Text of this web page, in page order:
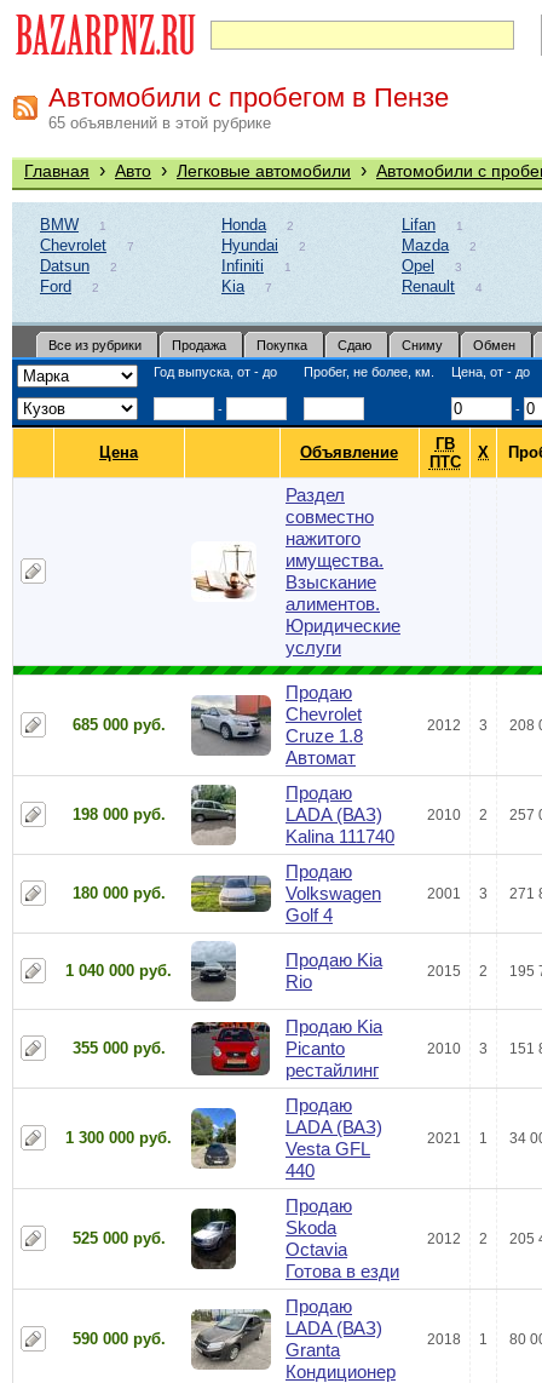
Автомобили с пробегом в Пензе
65 объявлений в этой рубрике
Главная › Авто › Легковые автомобили › Автомобили с
BMW 1
Chevrolet 7
Datsun 2
Ford 2
Honda 2
Hyundai 2
Infiniti 1
Kia 7
Lifan 1
Mazda 2
Opel 3
Renault 4
Все из рубрики Продажа Покупка Сдаю Сниму
Обмен
Год выпуска, от - до
Пробег, не более, км. Цена, от - до
- -
Цена Объявление
ГВ
ПТС
Х
Раздел
совместно
нажитого
имущества.
Взыскание
алиментов.
Юридические
услуги
685 000 руб.
Продаю
Chevrolet
Cruze 1.8
Автомат
2012 3 208
198 000 руб.
Продаю
LADA (ВАЗ)
Kalina 111740
2010 2 257
180 000 руб.
Продаю
Volkswagen
Golf 4
2001 3 271
1 040 000 руб.
Продаю Kia
Rio
2015 2 195
355 000 руб.
Продаю Kia
Picanto
рестайлинг
2010 3 151
1 300 000 руб.
Продаю
LADA (ВАЗ)
Vesta GFL
440
2021 1 34
525 000 руб.
Продаю
Skoda
Octavia
Готова в езди
2012 2 205
590 000 руб.
Продаю
LADA (ВАЗ)
Granta
Кондиционер
2018 1 80